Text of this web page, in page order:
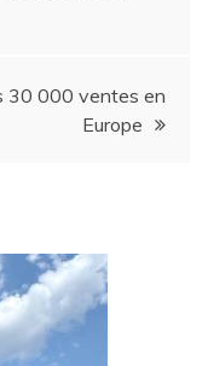
30 000 ventes en
Europe